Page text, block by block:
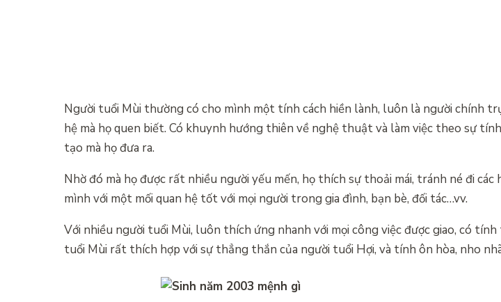
Người tuổi Mùi thường có cho mình một tính cách hiền lành, luôn là người chính
hệ mà họ quen biết. Có khuynh hướng thiên về nghệ thuật và làm việc theo sự
tạo mà họ đưa ra.
Nhờ đó mà họ được rất nhiều người yếu mến, họ thích sự thoải mái, tránh né đi
mình với một mối quan hệ tốt với mọi người trong gia đình, bạn bè, đối tác…vv.
Với nhiều người tuổi Mùi, luôn thích ứng nhanh với mọi công việc được giao, có
tuổi Mùi rất thích hợp với sự thẳng thắn của người tuổi Hợi, và tính ôn hòa, nho